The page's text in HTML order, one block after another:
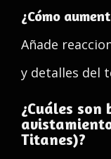
¿Cómo
Añade
y detalles del
¿Cuáles son
Titanes)?